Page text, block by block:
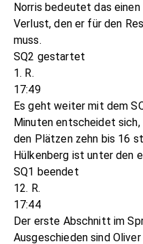
Norris bedeutet das
Verlust, den er für den
muss.
SQ2 gestartet
1. R.
17:49
Es geht weiter mit dem
Minuten entscheidet
den Plätzen zehn bis 16
Hülkenberg ist unter den
SQ1 beendet
12. R.
17:44
Der erste Abschnitt im
Ausgeschieden sind